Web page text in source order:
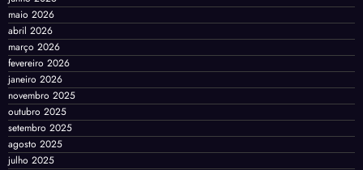
maio 2026
abril 2026
março 2026
fevereiro 2026
janeiro 2026
novembro 2025
outubro 2025
setembro 2025
agosto 2025
julho 2025